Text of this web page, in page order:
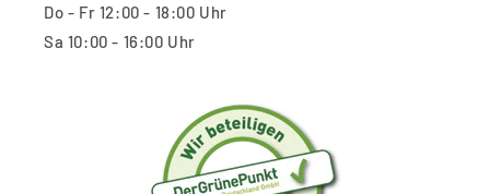
Do - Fr 12:00 - 18:00 Uhr
Sa 10:00 - 16:00 Uhr